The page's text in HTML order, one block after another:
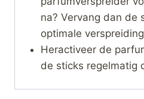
na? Vervang dan de
optimale
Heractiveer de
de sticks regelmatig